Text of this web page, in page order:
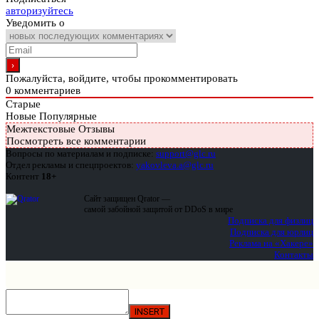
авторизуйтесь
Уведомить о
Пожалуйста, войдите, чтобы прокомментировать
0 комментариев
Старые
Новые Популярные
Межтекстовые Отзывы
Посмотреть все комментарии
Вопросы по материалам и подписке: support@glc.ru
Отдел рекламы и спецпроектов: yakovleva.a@glc.ru
Контент 18+
Сайт защищен Qrator —
самой забойной защитой от DDoS в мире
Подписка для физлиц
Подписка для юрлиц
Реклама на «Хакере»
Контакты
INSERT